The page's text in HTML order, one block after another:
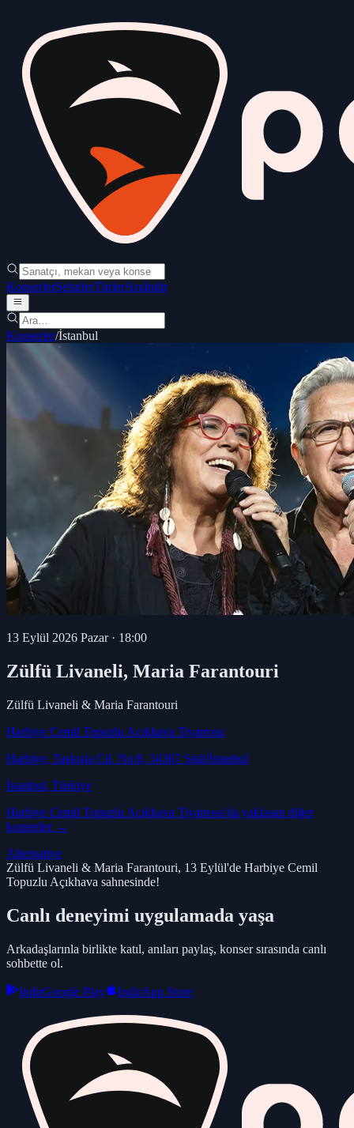
KonserlerŞehirlerTürlerAraİndir
Konserler/İstanbul
13 Eylül 2026 Pazar· 18:00
Zülfü Livaneli, Maria Farantouri
Zülfü Livaneli & Maria Farantouri
Harbiye Cemil Topuzlu Açıkhava Tiyatrosu
Harbiye, Taşkışla Cd. No:8, 34367 Şişli/İstanbul
İstanbul, Türkiye
Harbiye Cemil Topuzlu Açıkhava Tiyatrosu'da yaklaşan diğer
konserler →
Alternative
Zülfü Livaneli & Maria Farantouri, 13 Eylül'de Harbiye Cemil
Topuzlu Açıkhava sahnesinde!
Canlı deneyimi uygulamada yaşa
Arkadaşlarınla birlikte katıl, anıları paylaş, konser sırasında canlı
sohbette ol.
IndirGoogle Play IndirApp Store